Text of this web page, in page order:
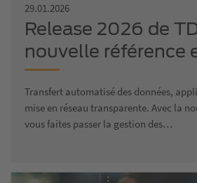
29.01.2026
Release 2026 de
nouvelle référence
de gestion
données d'atelier
Transfert automatisé des données,
mise en réseau transparente. Avec la
vous faites passer la gestion des…